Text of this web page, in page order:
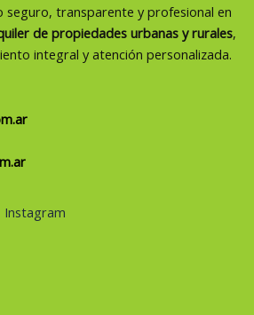
seguro, transparente y profesional en
de propiedades urbanas y rurales,
integral y atención personalizada.
Instagram